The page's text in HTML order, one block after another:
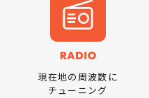
現在地の周波数に
チューニング